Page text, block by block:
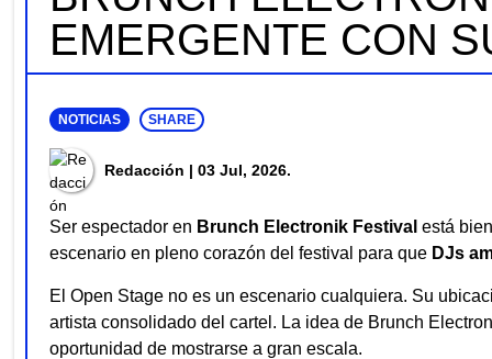
EMERGENTE CON
NOTICIAS SHARE
Redacción | 03 Jul, 2026.
Ser espectador en Brunch Electronik Festival está
escenario en pleno corazón del festival para que DJs
El Open Stage no es un escenario cualquiera. Su
artista consolidado del cartel. La idea de Brunch
oportunidad de mostrarse a gran escala.